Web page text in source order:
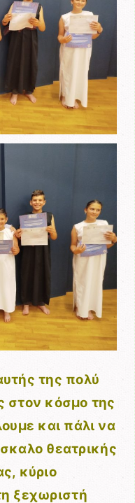
της πολύ
στον κόσμο της
και πάλι να
θεατρικής
κύριο
ξεχωριστή